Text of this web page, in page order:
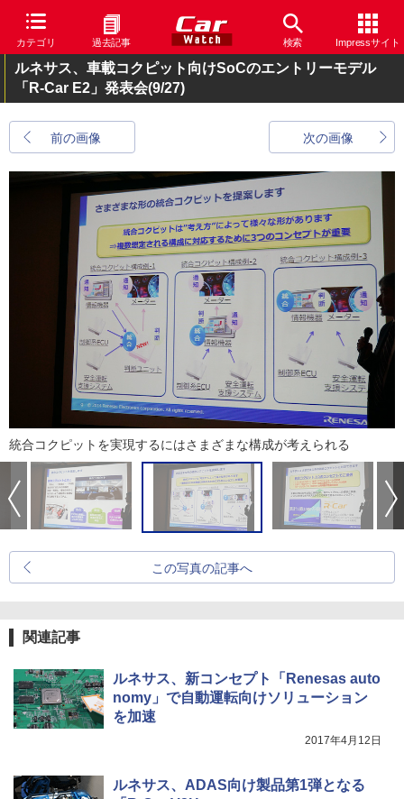
カテゴリ 過去記事 検索 Impressサイト
ルネサス、車載コクピット向けSoCのエントリーモデル
「R-Car E2」発表会(9/27)
前の画像 次の画像
統合コクピットを実現するにはさまざまな構成が考えられる
この写真の記事へ
関連記事
ルネサス、新コンセプト「Renesas auto
nomy」で自動運転向けソリューション
を加速
2017年4月12日
ルネサス、ADAS向け製品第1弾となる